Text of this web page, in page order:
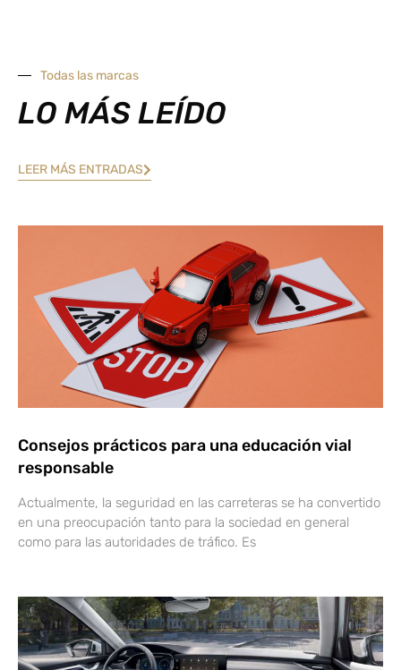
Todas las marcas
LO MÁS LEÍDO
LEER MÁS ENTRADAS
Consejos prácticos para una educación vial
responsable
Actualmente, la seguridad en las carreteras se ha convertido
en una preocupación tanto para la sociedad en general
como para las autoridades de tráfico. Es